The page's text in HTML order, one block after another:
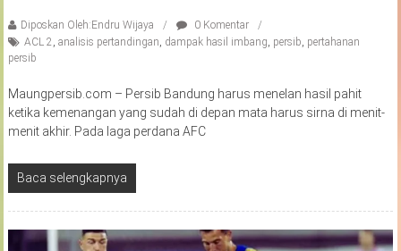
Diposkan Oleh:Endru Wijaya
0 Komentar
ACL 2, analisis pertandingan, dampak hasil imbang, persib, pertahanan
persib
Maungpersib.com – Persib Bandung harus menelan hasil pahit
ketika kemenangan yang sudah di depan mata harus sirna di menit-
menit akhir. Pada laga perdana AFC
Baca selengkapnya